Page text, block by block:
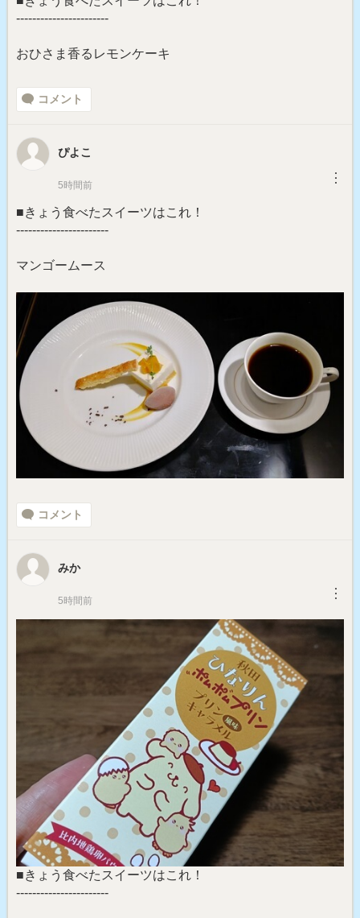
-----------------------
おひさま香るレモンケーキ
コメント
ぴよこ
5時間前 ︙
■きょう食べたスイーツはこれ！
-----------------------
マンゴームース
コメント
みか
5時間前 ︙
■きょう食べたスイーツはこれ！
-----------------------